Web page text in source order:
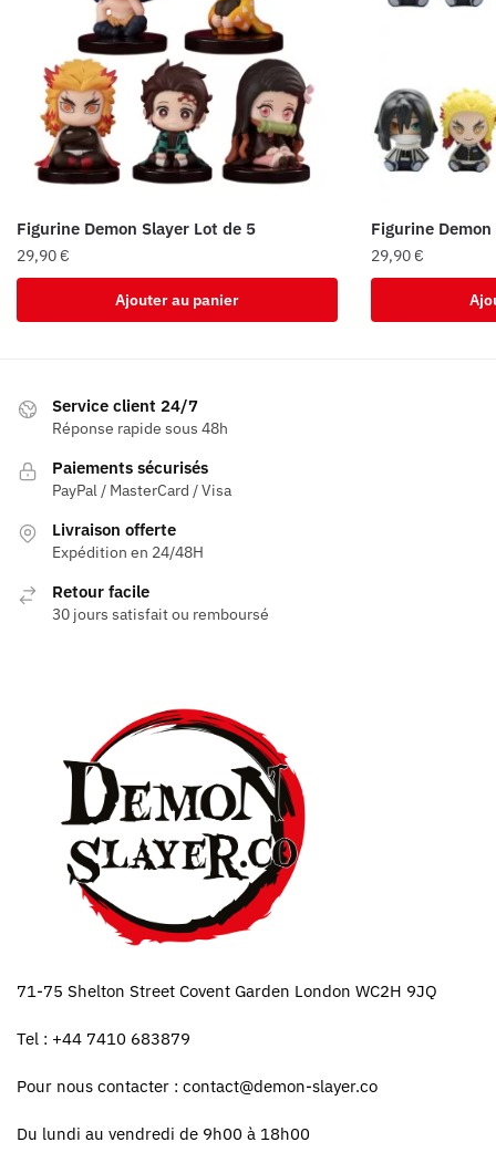
Figurine Demon Slayer Lot de 5
29,90€
Ajouter au panier
Figurine
29,90€
Service client 24/7
Réponse rapide sous 48h
Paiements sécurisés
PayPal / MasterCard / Visa
Livraison offerte
Expédition en 24/48H
Retour facile
30 jours satisfait ou remboursé
71-75 Shelton Street Covent Garden London WC2H 9JQ
Tel : +44 7410 683879
Pour nous contacter : contact@demon-slayer.co
Du lundi au vendredi de 9h00 à 18h00